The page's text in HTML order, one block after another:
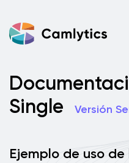
Single
Versión
Ejemplo de uso de